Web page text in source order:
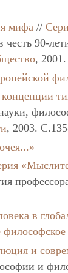
мифа //
90-
, 2001.
, 2003.
в
и
и